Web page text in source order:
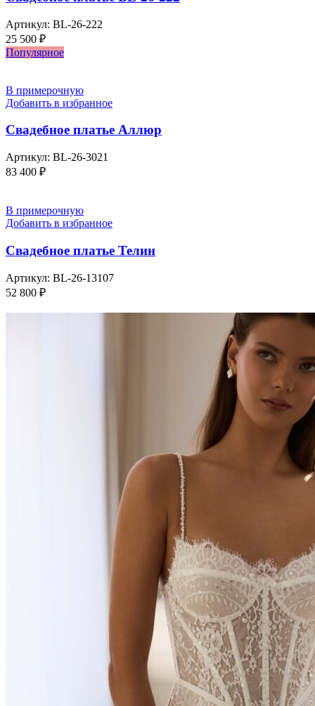
Артикул: BL-26-222
25 500 ₽
Популярное
В примерочную
Добавить в избранное
Свадебное платье Аллюр
Артикул: BL-26-3021
83 400 ₽
В примерочную
Добавить в избранное
Свадебное платье Телин
Артикул: BL-26-13107
52 800 ₽